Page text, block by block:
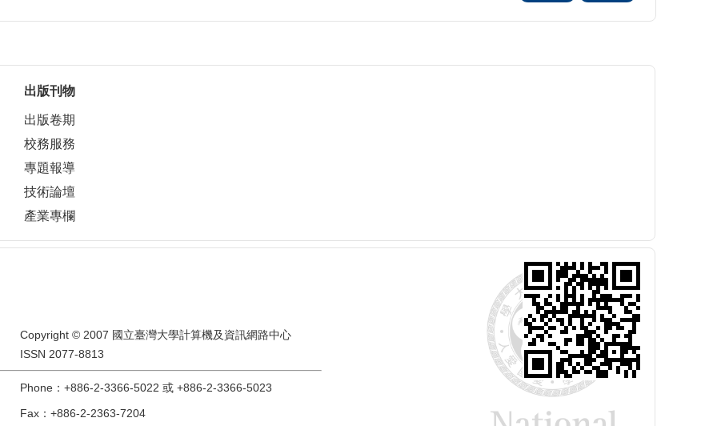
出版刊物
出版卷期
校務服務
專題報導
技術論壇
產業專欄
Copyright © 2007 國立臺灣大學計算機及資訊網路中心
ISSN 2077-8813
Phone：+886-2-3366-5022 或 +886-2-3366-5023
Fax：+886-2-2363-7204